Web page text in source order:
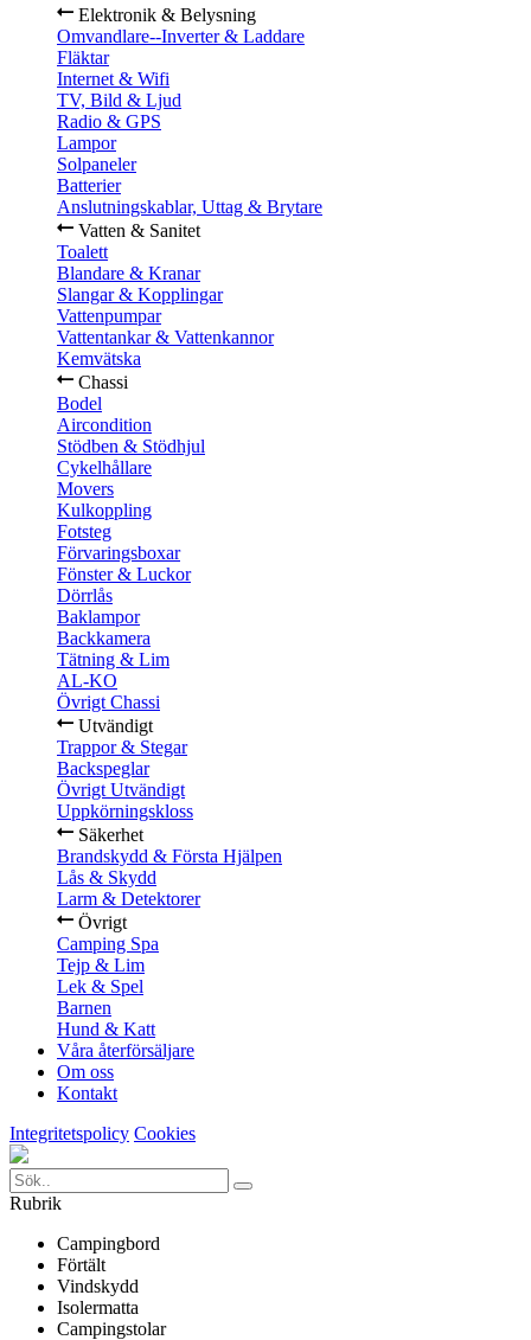
Elektronik & Belysning
Omvandlare--Inverter & Laddare
Fläktar
Internet & Wifi
TV, Bild & Ljud
Radio & GPS
Lampor
Solpaneler
Batterier
Anslutningskablar, Uttag & Brytare
Vatten & Sanitet
Toalett
Blandare & Kranar
Slangar & Kopplingar
Vattenpumpar
Vattentankar & Vattenkannor
Kemvätska
Chassi
Bodel
Aircondition
Stödben & Stödhjul
Cykelhållare
Movers
Kulkoppling
Fotsteg
Förvaringsboxar
Fönster & Luckor
Dörrlås
Baklampor
Backkamera
Tätning & Lim
AL-KO
Övrigt Chassi
Utvändigt
Trappor & Stegar
Backspeglar
Övrigt Utvändigt
Uppkörningskloss
Säkerhet
Brandskydd & Första Hjälpen
Lås & Skydd
Larm & Detektorer
Övrigt
Camping Spa
Tejp & Lim
Lek & Spel
Barnen
Hund & Katt
Våra återförsäljare
Om oss
Kontakt
Integritetspolicy Cookies
Rubrik
Campingbord
Förtält
Vindskydd
Isolermatta
Campingstolar